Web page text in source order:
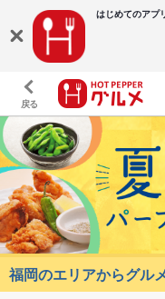
はじめてのアプ
戻る
福岡のエリアからグル